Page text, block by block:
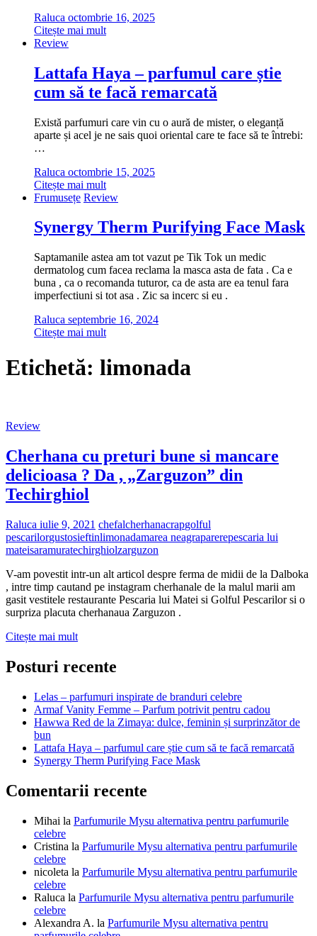
Raluca octombrie 16, 2025
Citește mai mult
Review
Lattafa Haya – parfumul care știe
cum să te facă remarcată
Există parfumuri care vin cu o aură de mister, o eleganță
aparte și acel je ne sais quoi oriental care te face să te întrebi:
…
Raluca octombrie 15, 2025
Citește mai mult
Frumusețe Review
Synergy Therm Purifying Face Mask
Saptamanile astea am tot vazut pe Tik Tok un medic
dermatolog cum facea reclama la masca asta de fata . Ca e
buna , ca o recomanda tuturor, ca de asta are ea tenul fara
imperfectiuni si tot asa . Zic sa incerc si eu .
Raluca septembrie 16, 2024
Citește mai mult
Etichetă: limonada
Review
Cherhana cu preturi bune si mancare
delicioasa ? Da , „Zarguzon” din
Techirghiol
Raluca iulie 9, 2021 chefalcherhanacrapgolful
pescarilorgustosieftinlimonadamarea neagraparerepescaria lui
mateisaramuratechirghiolzarguzon
V-am povestit intr-un alt articol despre ferma de midii de la Dalboka
, intre timp cautand pe instagram cherhanale de la malul marii am
gasit vestitele restaurante Pescaria lui Matei si Golful Pescarilor si o
surpriza placuta cherhanaua Zarguzon .
Citește mai multCherhana
preturi
bune
mancare
delicioasa
?
,
„Zarguzon”
Techirghiol
Posturi recente
Lelas – parfumuri inspirate de branduri celebre
Armaf Vanity Femme – Parfum potrivit pentru cadou
Hawwa Red de la Zimaya: dulce, feminin și surprinzător de
bun
Lattafa Haya – parfumul care știe cum să te facă remarcată
Synergy Therm Purifying Face Mask
Comentarii recente
Mihai la Parfumurile Mysu alternativa pentru parfumurile
celebre
Cristina la Parfumurile Mysu alternativa pentru parfumurile
celebre
nicoleta la Parfumurile Mysu alternativa pentru parfumurile
celebre
Raluca la Parfumurile Mysu alternativa pentru parfumurile
celebre
Alexandra A. la Parfumurile Mysu alternativa pentru